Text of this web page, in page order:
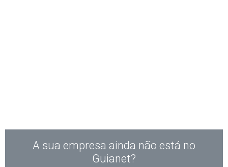
A sua empresa ainda não está no
Guianet?